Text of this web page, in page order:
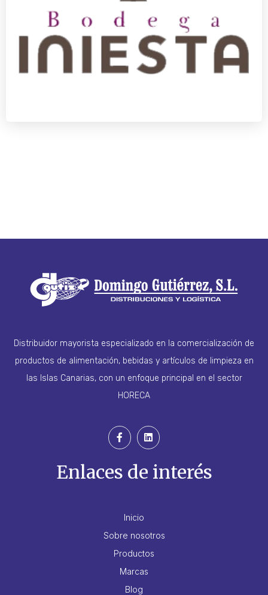
Distribuidor mayorista especializado en la comercialización de
productos de alimentación, bebidas y artículos de limpieza en
las Islas Canarias, con un enfoque principal en el sector
HORECA
Enlaces de interés
Inicio
Sobre nosotros
Productos
Marcas
Blog